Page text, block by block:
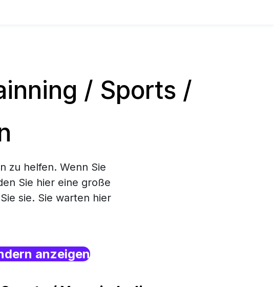
/ Sports /
zu helfen. Wenn Sie
Sie hier eine große
sie. Sie warten hier
anzeigen